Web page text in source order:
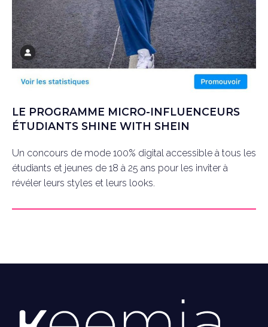
LE PROGRAMME MICRO-INFLUENCEURS
ÉTUDIANTS SHINE WITH SHEIN
Un concours de mode 100% digital accessible à tous les
étudiants et jeunes de 18 à 25 ans pour les inviter à
révéler leurs styles et leurs looks.